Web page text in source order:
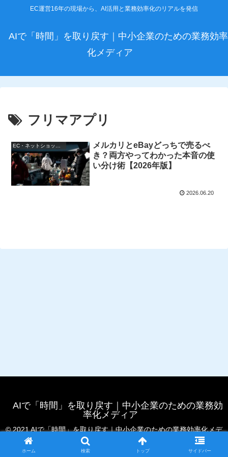
EC運営16年の現場から、AI活用と業務効率化のリアルを発信
AIで「時間」を取り戻す｜中小企業のための業務効率
化メディア
フリマアプリ
メルカリとeBayどっちで売るべ
き？両方やってわかった本音の使
い分け術【2026年版】
2026.06.20
AIで「時間」を取り戻す｜中小企業のための業務効
率化メディア
© 2021 AIで「時間」を取り戻す｜中小企業のための業務効率化メデ
ホーム 検索 トップ サイドバー